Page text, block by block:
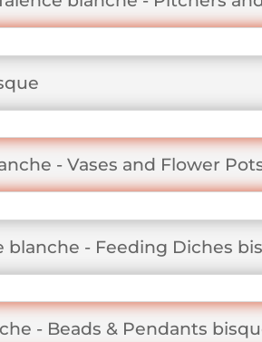
- Vases and Flower
- Feeding Diches
- Beads & Pendants